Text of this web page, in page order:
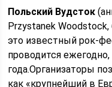
Польский Вудсток
Przystanek
это известный рок-
проводится ежегодно,
года.Организаторы
как «крупнейший в